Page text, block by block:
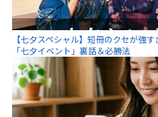
【七夕スペシャル】短冊のクセが強
「七夕イベント」裏話＆必勝法